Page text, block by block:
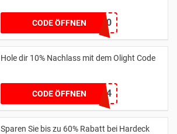
CODE ÖFFNEN UA30
Hole dir 10% Nachlass mit dem Olight Code
CODE ÖFFNEN
OLIGHT1024
Sparen Sie bis zu 60% Rabatt bei Hardeck